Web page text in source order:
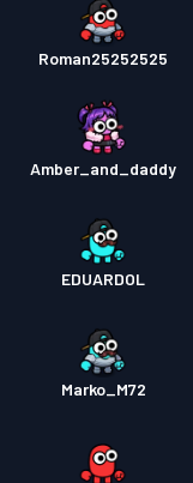
Roman25252525
Amber_and_daddy
EDUARDOL
Marko_M72